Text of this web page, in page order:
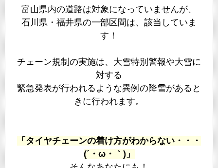
富山県内の道路は対象になっていませんが、
石川県・福井県の一部区間は、該当していま
す！
チェーン規制の実施は、大雪特別警報や大雪に
対する
緊急発表が行われるような異例の降雪があると
きに行われます。
「タイヤチェーンの着け方がわからない・・・
(´・ω・｀)」